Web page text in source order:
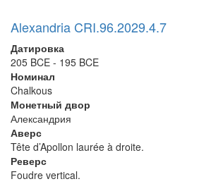
Alexandria CRI.96.2029.4.7
Датировка
205 BCE - 195 BCE
Номинал
Chalkous
Монетный двор
Александрия
Аверс
Tête d’Apollon laurée à droite.
Реверс
Foudre vertical.